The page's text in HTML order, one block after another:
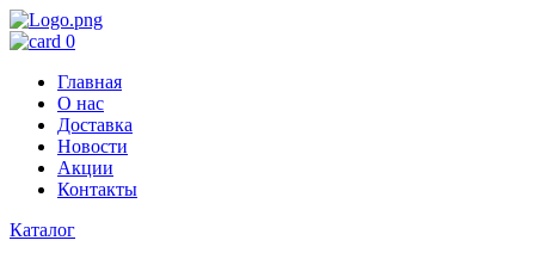
0
Главная
О нас
Доставка
Новости
Акции
Контакты
Каталог